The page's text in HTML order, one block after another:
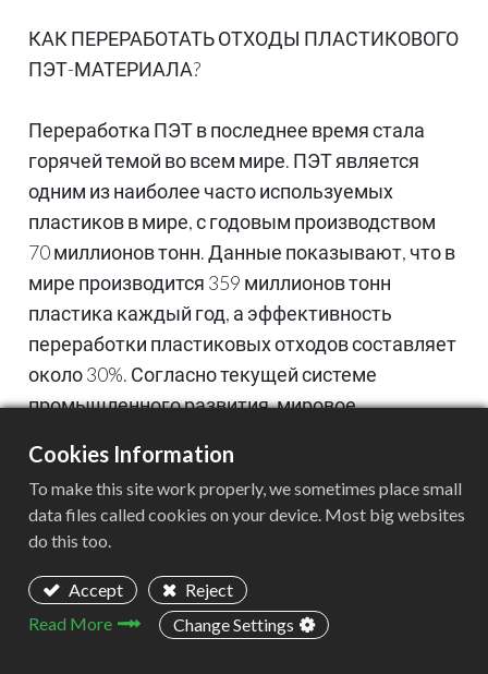
Связаться с нами
русский язык Español
КАК ПЕРЕРАБОТАТЬ ОТХОДЫ ПЛАСТИКОВОГО
ПЭТ-МАТЕРИАЛА?
Переработка ПЭТ в последнее время стала
горячей темой во всем мире. ПЭТ является
одним из наиболее часто используемых
пластиков в мире, с годовым производством
70 миллионов тонн. Данные показывают, что в
мире производится 359 миллионов тонн
пластика каждый год, а эффективность
переработки пластиковых отходов составляет
около 30%. Согласно текущей системе
промышленного развития, мировое
40% в 2030 году, а также увеличится
загрязнение пластиком океана. Ожидается,
что к 2040 году оно достигнет более 300
окружающей среды.
Несмотря на обеспечение свойств пластика,
Cookies Information
To make this site work properly, we sometimes place small
data files called cookies on your device. Most big websites
do this too.
Accept
Reject
Read More
Change Settings